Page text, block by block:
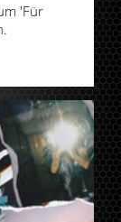
'Für